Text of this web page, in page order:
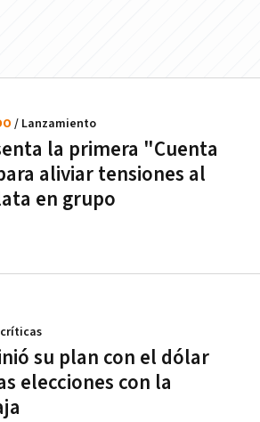
la primera "Cuenta
aliviar tensiones al
en grupo
/ Lanzamiento
su plan con el dólar
elecciones con la